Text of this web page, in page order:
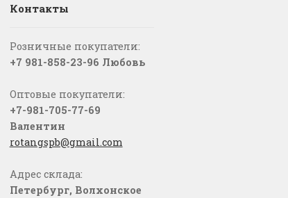
Контакты
Розничные покупатели:
+7 981-858-23-96 Любовь
Оптовые покупатели:
+7-981-705-77-69
Валентин
rotangspb@gmail.com
Адрес склада:
Петербург, Волхонское